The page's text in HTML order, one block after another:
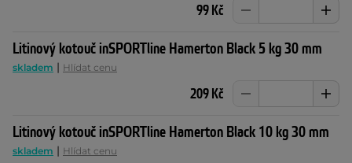
99 Kč
Litinový kotouč inSPORTline Hamerton Black 5 kg 30 mm
skladem | Hlídat cenu
209 Kč
Litinový kotouč inSPORTline Hamerton Black 10 kg 30 mm
skladem | Hlídat cenu